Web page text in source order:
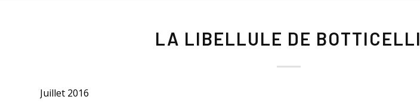
LA LIBELLULE DE BOTTICELLI
Juillet 2016